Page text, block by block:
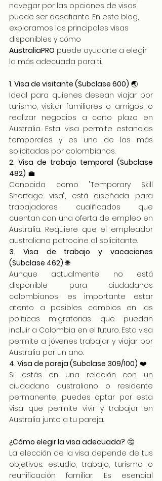
navegar por las opciones de visas
puede ser desafiante. En este blog,
exploramos las principales visas
disponibles y cómo
AustraliaPRO puede ayudarte a elegir
la más adecuada para ti.
1. Visa de visitante (Subclase 600) 🌏
Ideal para quienes desean viajar por
turismo, visitar familiares o amigos, o
realizar negocios a corto plazo en
Australia. Esta visa permite estancias
temporales y es una de las más
solicitadas por colombianos.
2. Visa de trabajo temporal (Subclase
482) 💼
Conocida como "Temporary Skill
Shortage visa", está diseñada para
trabajadores cualificados que
cuentan con una oferta de empleo en
Australia. Requiere que el empleador
australiano patrocine al solicitante.
3. Visa de trabajo y vacaciones
(Subclase 462) 🌐
Aunque actualmente no está
disponible para ciudadanos
colombianos, es importante estar
atento a posibles cambios en las
políticas migratorias que puedan
incluir a Colombia en el futuro. Esta visa
permite a jóvenes trabajar y viajar por
Australia por un año.
4. Visa de pareja (Subclase 309/100) ❤️
Si estás en una relación con un
ciudadano australiano o residente
permanente, puedes optar por esta
visa que permite vivir y trabajar en
Australia junto a tu pareja.
¿Cómo elegir la visa adecuada? 🤔
La elección de la visa depende de tus
objetivos: estudio, trabajo, turismo o
reunificación familiar. Es esencial